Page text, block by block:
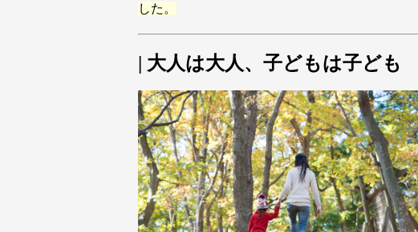
した。
| 大人は大人、子どもは子ども